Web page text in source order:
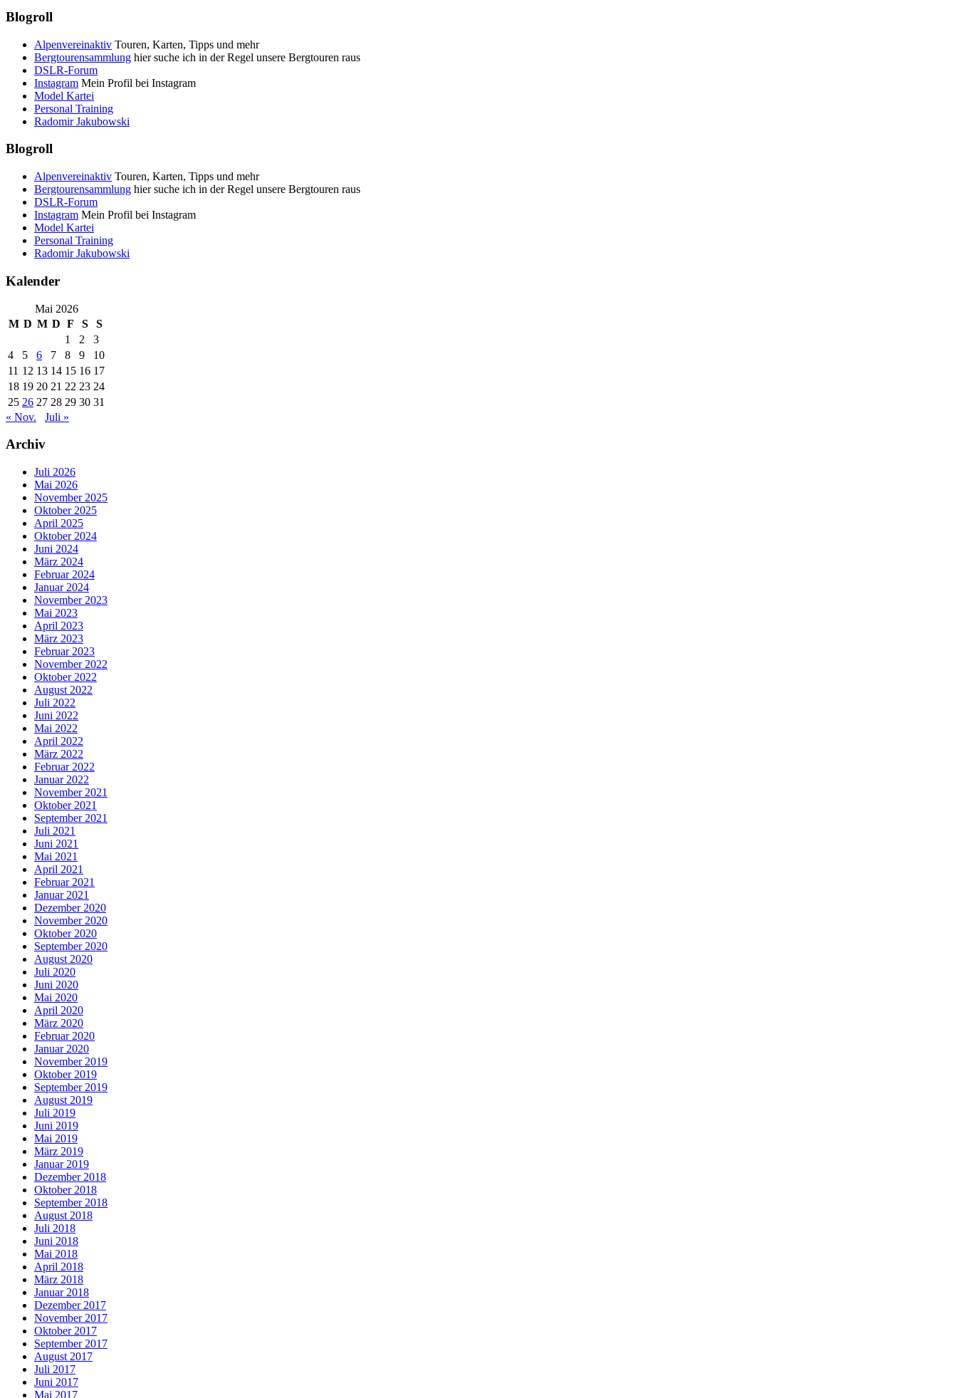
Blogroll
Alpenvereinaktiv Touren, Karten, Tipps und mehr
Bergtourensammlung hier suche ich in der Regel unsere Bergtouren raus
DSLR-Forum
Instagram Mein Profil bei Instagram
Model Kartei
Personal Training
Radomir Jakubowski
Blogroll
Alpenvereinaktiv Touren, Karten, Tipps und mehr
Bergtourensammlung hier suche ich in der Regel unsere Bergtouren raus
DSLR-Forum
Instagram Mein Profil bei Instagram
Model Kartei
Personal Training
Radomir Jakubowski
Kalender
Mai 2026
M D M D F S
S
1
2
3
4
5 6 7 8 9
10
11 12 13 14 15 16 17
18 19 20 21 22 23 24
25 26 27 28 29 30 31
« Nov.
Juli »
Archiv
Juli 2026
Mai 2026
November 2025
Oktober 2025
April 2025
Oktober 2024
Juni 2024
März 2024
Februar 2024
Januar 2024
November 2023
Mai 2023
April 2023
März 2023
Februar 2023
November 2022
Oktober 2022
August 2022
Juli 2022
Juni 2022
Mai 2022
April 2022
März 2022
Februar 2022
Januar 2022
November 2021
Oktober 2021
September 2021
Juli 2021
Juni 2021
Mai 2021
April 2021
Februar 2021
Januar 2021
Dezember 2020
November 2020
Oktober 2020
September 2020
August 2020
Juli 2020
Juni 2020
Mai 2020
April 2020
März 2020
Februar 2020
Januar 2020
November 2019
Oktober 2019
September 2019
August 2019
Juli 2019
Juni 2019
Mai 2019
März 2019
Januar 2019
Dezember 2018
Oktober 2018
September 2018
August 2018
Juli 2018
Juni 2018
Mai 2018
April 2018
März 2018
Januar 2018
Dezember 2017
November 2017
Oktober 2017
September 2017
August 2017
Juli 2017
Juni 2017
Mai 2017